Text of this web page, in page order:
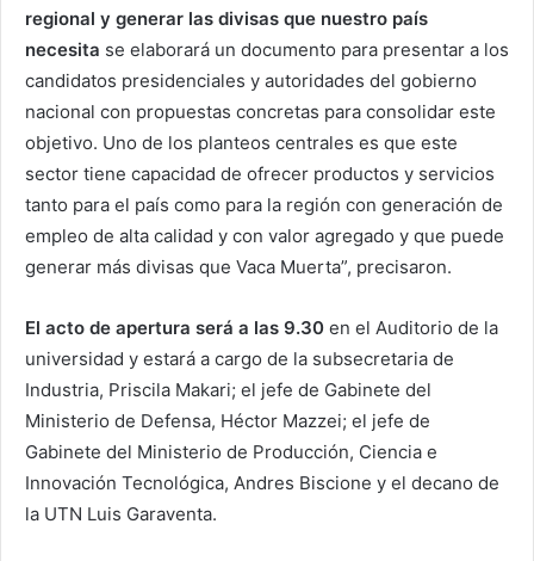
regional y generar las divisas que nuestro país
necesita se elaborará un documento para presentar a los
candidatos presidenciales y autoridades del gobierno
nacional con propuestas concretas para consolidar este
objetivo. Uno de los planteos centrales es que este
sector tiene capacidad de ofrecer productos y servicios
tanto para el país como para la región con generación de
empleo de alta calidad y con valor agregado y que puede
generar más divisas que Vaca Muerta”, precisaron.
El acto de apertura será a las 9.30 en el Auditorio de la
universidad y estará a cargo de la subsecretaria de
Industria, Priscila Makari; el jefe de Gabinete del
Ministerio de Defensa, Héctor Mazzei; el jefe de
Gabinete del Ministerio de Producción, Ciencia e
Innovación Tecnológica, Andres Biscione y el decano de
la UTN Luis Garaventa.